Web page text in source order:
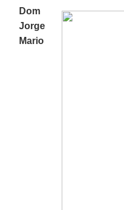
Dom
Jorge
Mario